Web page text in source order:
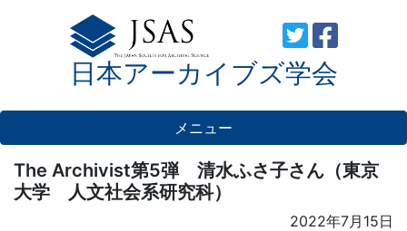
日本アーカイブズ学会
メニュー
The Archivist第5弾 清水ふさ子さん（東京
大学 人文社会系研究科）
Posted
2022年7月15日